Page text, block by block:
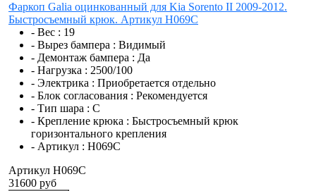
Фаркоп Galia оцинкованный для Kia Sorento II 2009-2012.
Быстросъемный крюк. Артикул H069C
- Вес : 19
- Вырез бампера : Видимый
- Демонтаж бампера : Да
- Нагрузка : 2500/100
- Электрика : Приобретается отдельно
- Блок согласования : Рекомендуется
- Тип шара : C
- Крепление крюка : Быстросъемный крюк
горизонтального крепления
- Артикул : H069C
Артикул H069C
31600 руб